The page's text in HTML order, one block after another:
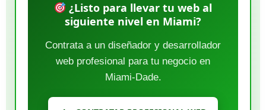
¿Listo para llevar tu web al
siguiente nivel en Miami?
Contrata a un diseñador y desarrollador
web profesional para tu negocio en
Miami-Dade.